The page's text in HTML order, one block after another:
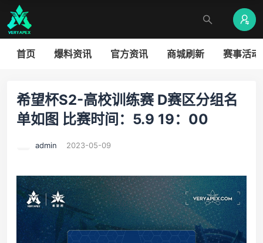
首页 爆料资讯 官方资讯 商城刷新 赛事活动
希望杯S2-高校训练赛 D赛区分组名
单如图 比赛时间：5.9 19：00
admin 2023-05-09